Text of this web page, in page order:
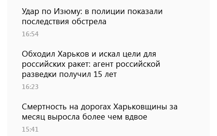
Удар по Изюму: в полиции показали
последствия обстрела
16:54
Обходил Харьков и искал цели для
российских ракет: агент российской
разведки получил 15 лет
16:23
Смертность на дорогах Харьковщины за
месяц выросла более чем вдвое
15:41